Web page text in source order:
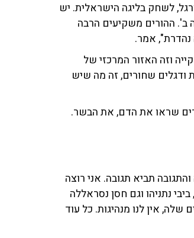
לשחק בליגה הישראלית. יש
ב'. ההורים משקיעים הרבה
נהדרת", אמר.
וזה האזור המרכזי של
ודגלים שחורים, זה מה שיש
שראו את הדם, את הבשר.
תביא תגובה. אני רוצה
נתניהו וגם חסן נסראללה
אין לנו מנהיגות. כל עוד